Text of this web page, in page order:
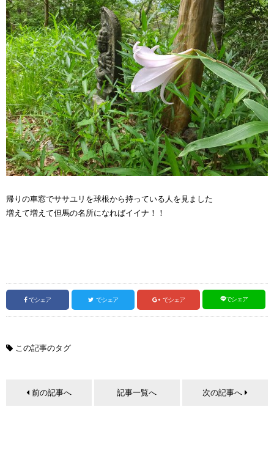
帰りの車窓でササユリを球根から持っている人を見ました
増えて増えて但馬の名所になればイイナ！！
でシェア でシェア でシェア でシェア
この記事のタグ
前の記事へ 記事一覧へ 次の記事へ